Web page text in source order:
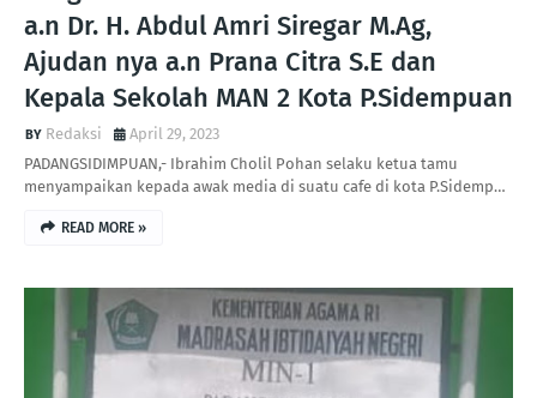
a.n Dr. H. Abdul Amri Siregar M.Ag,
Ajudan nya a.n Prana Citra S.E dan
Kepala Sekolah MAN 2 Kota P.Sidempuan
Redaksi
April 29, 2023
PADANGSIDIMPUAN,- Ibrahim Cholil Pohan selaku ketua tamu
menyampaikan kepada awak media di suatu cafe di kota P.Sidemp…
READ MORE »